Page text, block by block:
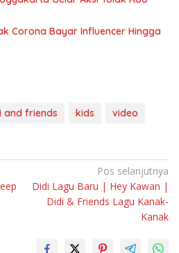
Corona Bayar Influencer Hingga
and friends kids
video
Pos selanjutnya
Didi Lagu Baru | Hey Kawan |
Didi & Friends Lagu Kanak-
Kanak